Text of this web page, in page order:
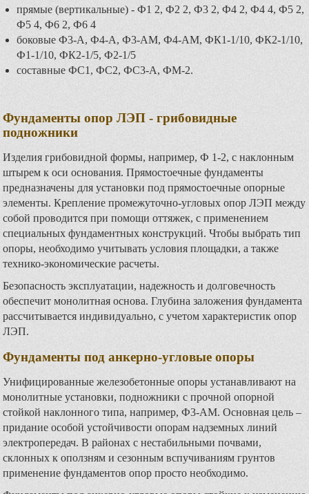
прямые (вертикальные) - Ф1 2, Ф2 2, Ф3 2, Ф4 2, Ф4 4, Ф5 2,
Ф5 4, Ф6 2, Ф6 4
боковые Ф3-А, Ф4-А, Ф3-АМ, Ф4-АМ, ФК1-1/10, ФК2-1/10,
Ф1-1/10, ФК2-1/5, Ф2-1/5
составные ФС1, ФС2, ФС3-А, ФМ-2.
Фундаменты опор ЛЭП - грибовидные
подножники
Изделия грибовидной формы, например, Ф 1-2, с наклонным
штырем к оси основания. Прямостоечные фундаменты
предназначены для установки под прямостоечные опорные
элементы. Крепление промежуточно-угловых опор ЛЭП между
собой проводится при помощи оттяжек, с применением
специальных фундаментных конструкций. Чтобы выбрать тип
опоры, необходимо учитывать условия площадки, а также
технико-экономические расчеты.
Безопасность эксплуатации, надежность и долговечность
обеспечит монолитная основа. Глубина заложения фундамента
рассчитывается индивидуально, с учетом характеристик опор
ЛЭП.
Фундаменты под анкерно-угловые опоры
Унифицированные железобетонные опоры устанавливают на
монолитные установки, подножники с прочной опорной
стойкой наклонного типа, например, Ф3-АМ. Основная цель –
придание особой устойчивости опорам надземных линий
электропередач. В районах с нестабильными почвами,
склонных к оползням и сезонным вспучиваниям грунтов
применение фундаментов опор просто необходимо.